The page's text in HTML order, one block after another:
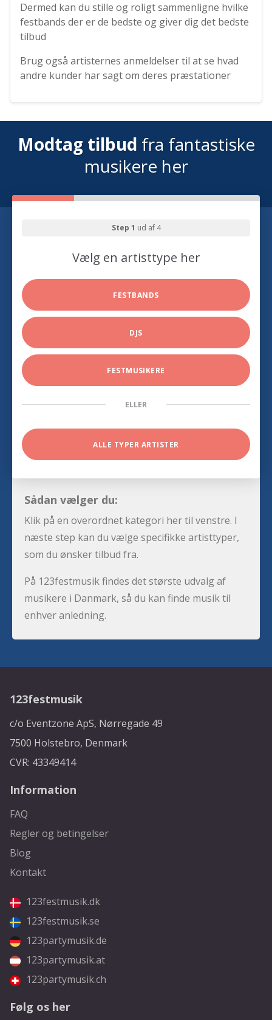
Dermed kan du stille og roligt sammenligne hvilke
festbands der er de bedste og giver dig det bedste
tilbud
Brug også artisternes anmeldelser til at se hvad
andre kunder har sagt om deres præstationer
Modtag tilbud fra fantastiske
musikere her
Step 1 ud af 4
Vælg en artisttype her
FESTBANDS
DJS
FESTMUSIKERE
ELLER
ALLE TYPER ARTISTER
Sådan vælger du:
Klik på en overordnet kategori her til venstre. I
næste step kan du vælge specifikke artisttyper,
som du ønsker tilbud fra.
På 123festmusik findes det største udvalg af
musikere i Danmark, så du kan finde musik til
enhver anledning.
123festmusik
c/o Eventzone ApS, Nørregade 49
7500 Holstebro, Denmark
CVR: 43349414
Information
FAQ
Regler og betingelser
Blog
Kontakt
123festmusik.dk
123festmusik.se
123partymusik.de
123partymusik.at
123partymusik.ch
Følg os her